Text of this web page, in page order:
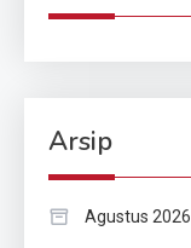
Arsip
Agustus 2026